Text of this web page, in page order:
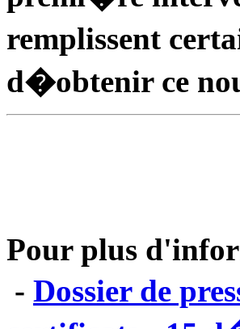
remplissent
d�obtenir ce
Pour plus
- Dossier de